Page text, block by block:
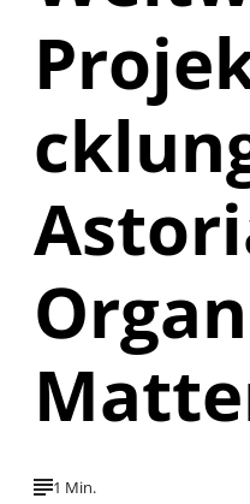
1 Min.